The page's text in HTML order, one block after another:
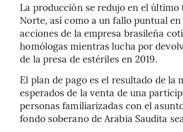
La producción se redujo en el último
Norte, así como a un fallo puntual
acciones de la empresa brasileña
homólogas mientras lucha por
de la presa de estériles en 2019.
El plan de pago es el resultado de
esperados de la venta de una
personas familiarizadas con el
fondo soberano de Arabia Saudita